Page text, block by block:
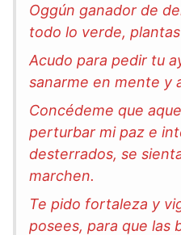
Oggún ganador de
todo lo verde,
Acudo para pedir tu
sanarme en mente y
Concédeme que
perturbar mi paz e
desterrados, se
marchen.
Te pido fortaleza y
posees, para que las